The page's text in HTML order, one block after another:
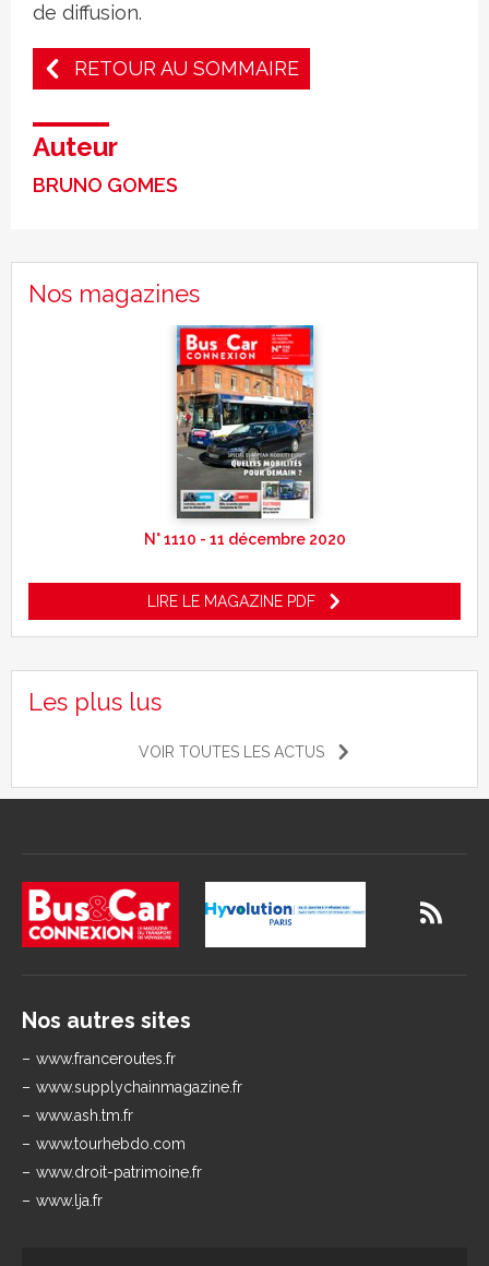
de diffusion.
RETOUR AU SOMMAIRE
Auteur
BRUNO GOMES
Nos magazines
N° 1110 - 11 décembre 2020
LIRE LE MAGAZINE PDF
Les plus lus
VOIR TOUTES LES ACTUS
Nos autres sites
www.franceroutes.fr
www.supplychainmagazine.fr
www.ash.tm.fr
www.tourhebdo.com
www.droit-patrimoine.fr
www.lja.fr